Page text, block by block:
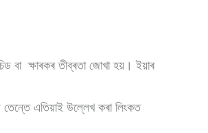
বা ক্ষাৰকৰ তীব্ৰতা জোখা হয়। ইয়াৰ
তেন্তে এতিয়াই উল্লেখ কৰা লিংকত